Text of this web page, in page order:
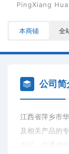
PingXiang
本商铺 全
公司简
江西省萍乡市
及相关产品的